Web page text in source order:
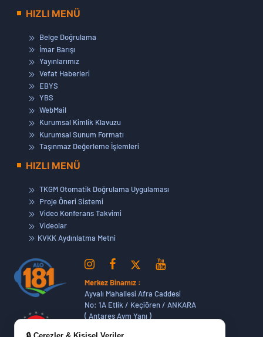
HIZLI MENÜ
Belge Doğrulama
İmar Barışı
Yayınlarımız
Vefat Haberleri
EBYS
YBS
WebMail
Kurumsal Kimlik Klavuzu
Kurumsal Sunum Formatı
Taşınmaz Değerleme İşlemleri
HIZLI MENÜ
TKGM Otomatik Doğrulama Uygulaması
Proje Öneri Sistemi
Video Konferans Takvimi
Videolar
KVKK Aydınlatma Metni
Merkez Binamız :
Ayvalı Mahallesi Afra Caddesi
No: 1A Etlik / Keçiören / ANKARA
( Antares Avm Yanı )